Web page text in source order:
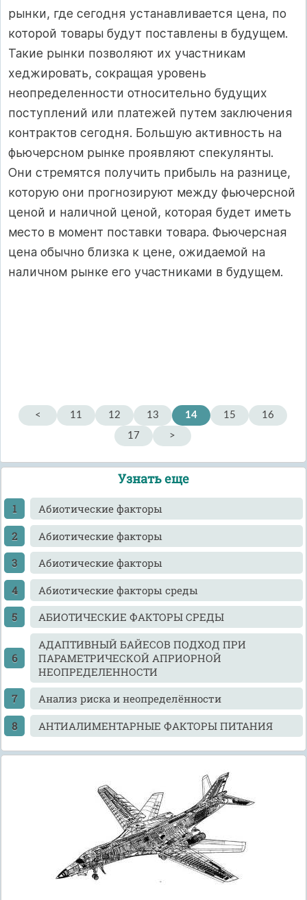
рынки, где сегодня устанавливается цена, по
которой товары будут поставлены в будущем.
Такие рынки позволяют их участникам
хеджировать, сокращая уровень
неопределенности относительно будущих
поступлений или платежей путем заключения
контрактов сегодня. Большую активность на
фьючерсном рынке проявляют спекулянты.
Они стремятся получить прибыль на разнице,
которую они прогнозируют между фьючерсной
ценой и наличной ценой, которая будет иметь
место в момент поставки товара. Фьючерсная
цена обычно близка к цене, ожидаемой на
наличном рынке его участниками в будущем.
< 11 12 13 14 15
16
17
>
Узнать еще
Абиотические факторы
Абиотические факторы
Абиотические факторы
Абиотические факторы среды
АБИОТИЧЕСКИЕ ФАКТОРЫ СРЕДЫ
АДАПТИВНЫЙ БАЙЕСОВ ПОДХОД ПРИ
ПАРАМЕТРИЧЕСКОЙ АПРИОРНОЙ
НЕОПРЕДЕЛЕННОСТИ
Анализ риска и неопределённости
АНТИАЛИМЕНТАРНЫЕ ФАКТОРЫ ПИТАНИЯ